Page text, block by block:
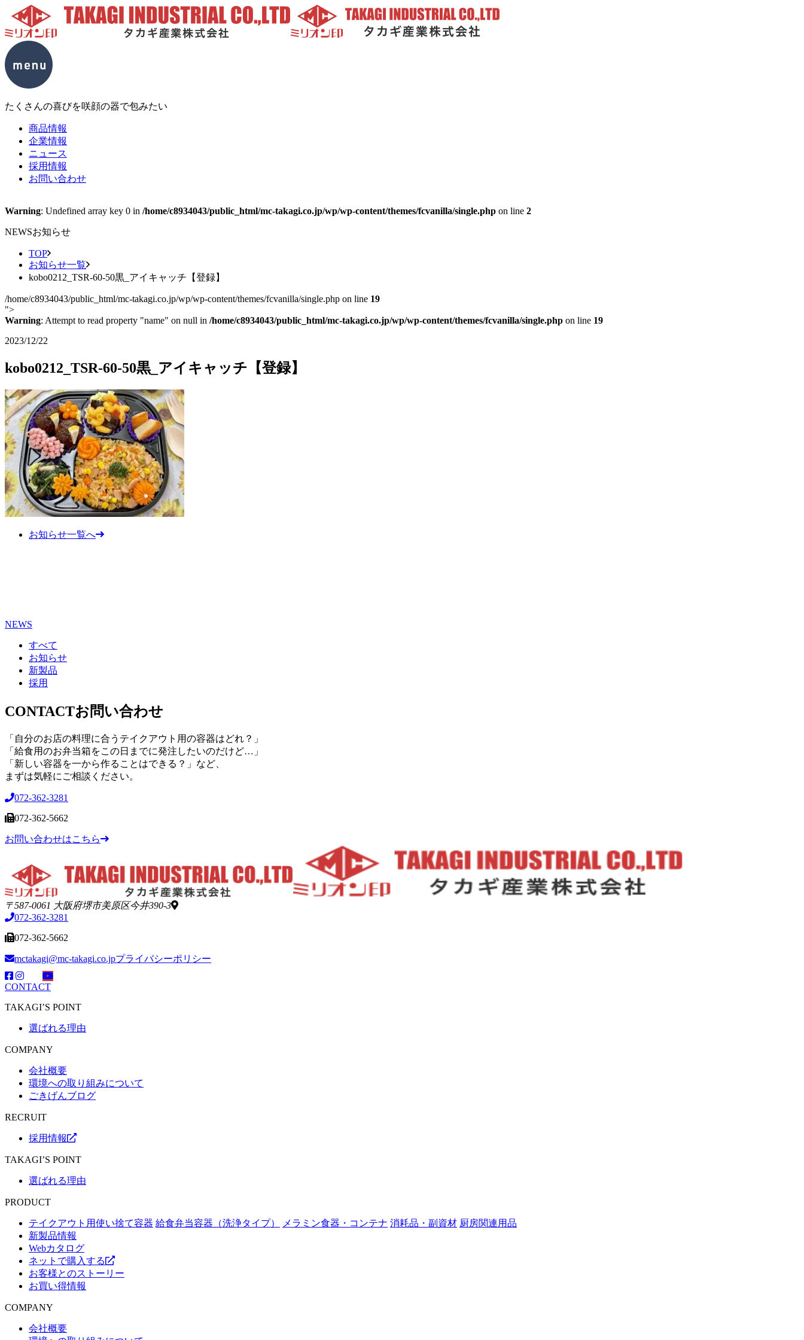
たくさんの喜びを咲顔の器で包みたい
商品情報
企業情報
ニュース
採用情報
お問い合わせ
Warning: Undefined array key 0 in /home/c8934043/public_html/mc-takagi.co.jp/wp/wp-content/themes/fcvanilla/single.php on line 2
NEWSお知らせ
TOP
お知らせ一覧
kobo0212_TSR-60-50黒_アイキャッチ【登録】
/home/c8934043/public_html/mc-takagi.co.jp/wp/wp-content/themes/fcvanilla/single.php on line 19
">
Warning: Attempt to read property "name" on null in /home/c8934043/public_html/mc-takagi.co.jp/wp/wp-content/themes/fcvanilla/single.php on line 19
2023/12/22
kobo0212_TSR-60-50黒_アイキャッチ【登録】
お知らせ一覧へ
NEWS
すべて
お知らせ
新製品
採用
CONTACTお問い合わせ
「自分のお店の料理に合うテイクアウト用の容器はどれ？」
「給食用のお弁当箱をこの日までに発注したいのだけど…」
「新しい容器を一から作ることはできる？」など、
まずは気軽にご相談ください。
072-362-3281
072-362-5662
お問い合わせはこちら
〒587-0061 大阪府堺市美原区今井390-3
072-362-3281
072-362-5662
mctakagi@mc-takagi.co.jpプライバシーポリシー
CONTACT
TAKAGI’S POINT
選ばれる理由
COMPANY
会社概要
環境への取り組みについて
ごきげんブログ
RECRUIT
採用情報
TAKAGI’S POINT
選ばれる理由
PRODUCT
テイクアウト用使い捨て容器 給食弁当容器（洗浄タイプ） メラミン食器・コンテナ 消耗品・副資材 厨房関連用品
新製品情報
Webカタログ
ネットで購入する
お客様とのストーリー
お買い得情報
COMPANY
会社概要